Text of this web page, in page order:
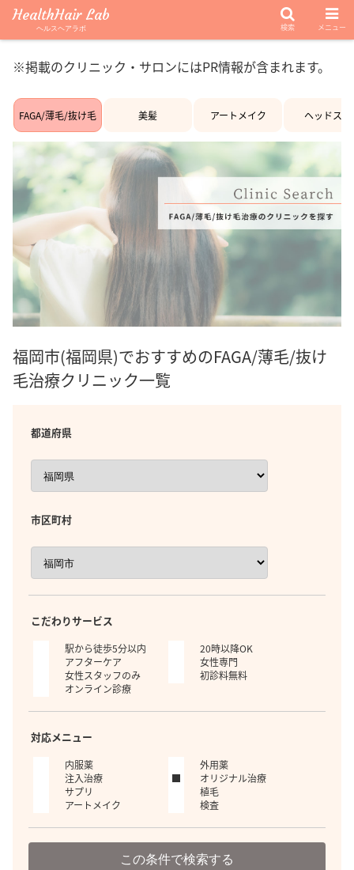
※掲載のクリニック・サロンにはPR情報が含まれます。
FAGA/薄毛/抜け毛 美髪 アートメイク ヘッドスパ
福岡市(福岡県)でおすすめのFAGA/薄毛/抜け
毛治療クリニック一覧
都道府県
市区町村
こだわりサービス
駅から徒歩5分以内
20時以降OK
アフターケア
女性専門
女性スタッフのみ
初診料無料
オンライン診療
対応メニュー
内服薬
外用薬
注入治療
オリジナル治療
サプリ
植毛
アートメイク
検査
この条件で検索する
HealthHair Lab
ヘルスヘアラボ 検索 メニュー